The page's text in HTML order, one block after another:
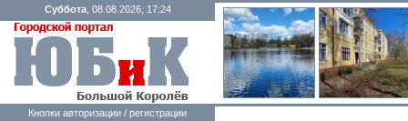
Суббота, 08.08.2026, 17:24
Кнопки авторизации / регистрации